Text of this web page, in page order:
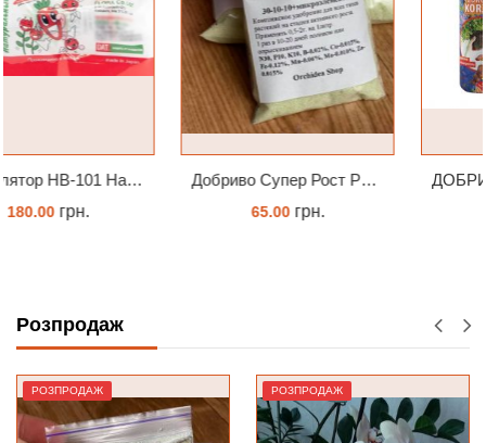
Добриво Супер Рост Peters Hi Nitro 30-10-10 + мікроелементи ДОБРИВО-СПРЕЙ ZIELONY DOM ZDROWY KORZEŃ ЗЕЛЕНИЙ ДІМ ЗДОРОВИЙ КОРІНЬ 300МЛ
Розпродаж
РОЗПРОДАЖ РОЗПРОДАЖ